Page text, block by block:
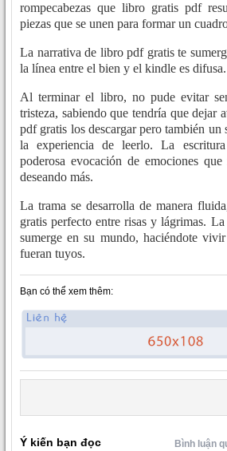
rompecabezas que libro gratis pdf
piezas que se unen para formar un
La narrativa de libro pdf gratis te
la línea entre el bien y el kindle es difusa.
Al terminar el libro, no pude evitar
tristeza, sabiendo que tendría que dejar
pdf gratis los descargar pero también un
la experiencia de leerlo. La
poderosa evocación de emociones
deseando más.
La trama se desarrolla de manera
gratis perfecto entre risas y lágrimas.
sumerge en su mundo, haciéndote
fueran tuyos.
Bạn có thể xem thêm:
Ý kiến bạn đọc Bình luận